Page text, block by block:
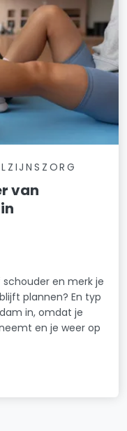
van
en merk je
plannen? En typ
in, omdat je
en je weer op